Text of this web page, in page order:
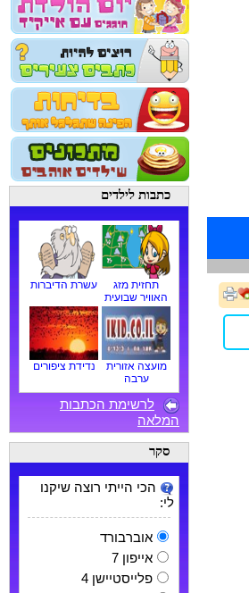
כתבות לילדים
תחזית מזג
האוויר שבועית
עשרת הדיברות
מועצה אזורית
ערבה
נדידת ציפורים
לרשימת הכתבות
המלאה
סקר
הכי הייתי רוצה שיקנו
לי:
אוברבורד
אייפון 7
פלייסטיישן 4